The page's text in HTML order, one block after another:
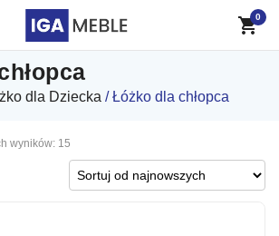
dla Dziecka / Łóżko dla chłopca
wyników: 15
według
najnowszych
0